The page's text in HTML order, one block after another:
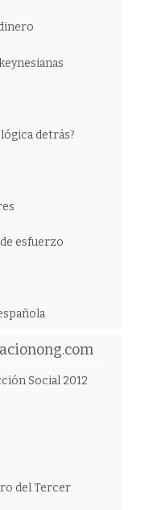
detrás?
esfuerzo
Social 2012
del Tercer